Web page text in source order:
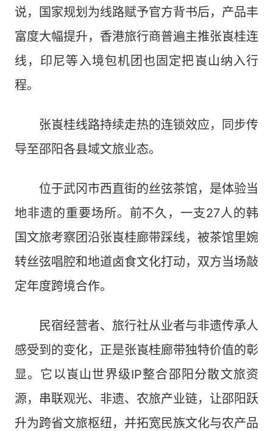
说，国家规划为线路赋予官方背书后，产品丰
富度大幅提升，香港旅行商普遍主推张崀桂连
线，印尼等入境包机团也固定把崀山纳入行
程。
张崀桂线路持续走热的连锁效应，同步传
导至邵阳各县域文旅业态。
位于武冈市西直街的丝弦茶馆，是体验当
地非遗的重要场所。前不久，一支27人的韩
国文旅考察团沿张崀桂廊带踩线，被茶馆里婉
转丝弦唱腔和地道卤食文化打动，双方当场敲
定年度跨境合作。
民宿经营者、旅行社从业者与非遗传承人
感受到的变化，正是张崀桂廊带独特价值的彰
显。它以崀山世界级IP整合邵阳分散文旅资
源，串联观光、非遗、农旅产业链，让邵阳跃
升为跨省文旅枢纽，并拓宽民族文化与农产品